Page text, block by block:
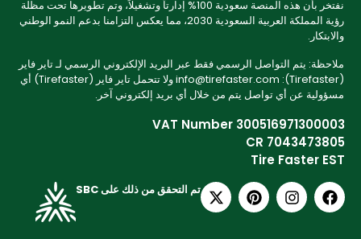
نفتخر بأن هذه المنصة سعودية 100% إدارتاً وتشغيلاً، وتم تطويرها تحت مظلة
رؤية المملكة العربية السعودية 2030، مما يعكس التزامنا بدعم النمو الوطني
والابتكار.
ملاحظة: يتم التواصل الرسمي فقط عبر البريد الإلكتروني الرسمي لـ تاير فاير
(Tirefaster): info@tirefaster.com ولا تتحمل تاير فاير (Tirefaster) أي
مسؤولية عن أي تواصل يتم من خلال أي بريد إلكتروني آخر.
VAT Number 300516971300003
CR 7043473805
Tire Faster EST
تم التحقق من ذلك على SBC